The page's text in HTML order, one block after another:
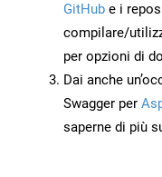
GitHub e i
compilare/
per opzioni di
Dai anche
Swagger per
saperne di più